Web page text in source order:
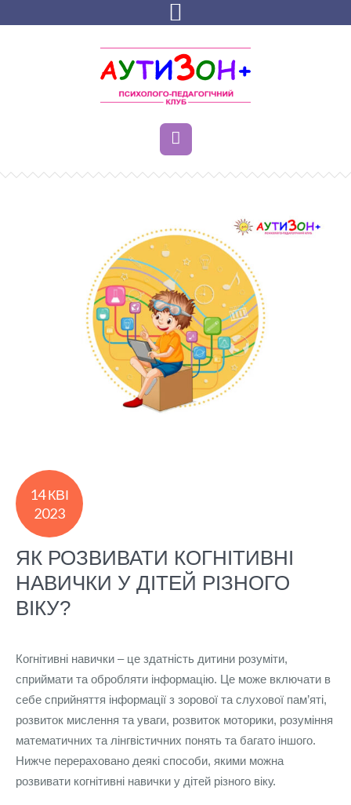
14 КВІ
2023
ЯК РОЗВИВАТИ КОГНІТИВНІ
НАВИЧКИ У ДІТЕЙ РІЗНОГО
ВІКУ?
Когнітивні навички – це здатність дитини розуміти,
сприймати та обробляти інформацію. Це може включати в
себе сприйняття інформації з зорової та слухової пам’яті,
розвиток мислення та уваги, розвиток моторики, розуміння
математичних та лінгвістичних понять та багато іншого.
Нижче перераховано деякі способи, якими можна
розвивати когнітивні навички у дітей різного віку.